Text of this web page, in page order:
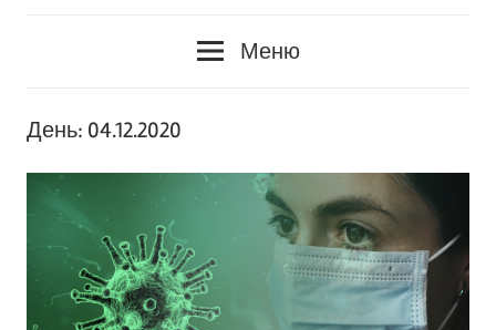
Меню
День: 04.12.2020